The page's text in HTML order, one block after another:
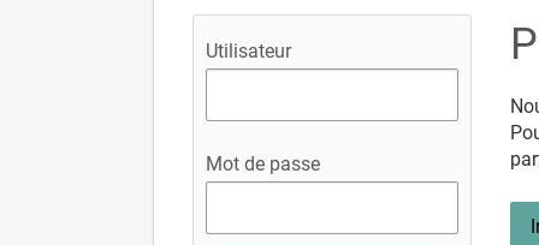
Utilisateur
Mot de passe